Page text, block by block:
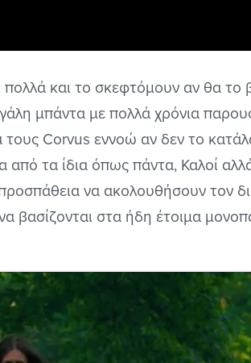
και το σκεφτόμουν αν θα το
μπάντα με πολλά χρόνια
Corvus εννοώ αν δεν το
τα ίδια όπως πάντα, Καλοί αλλά
να ακολουθήσουν τον
βασίζονται στα ήδη έτοιμα